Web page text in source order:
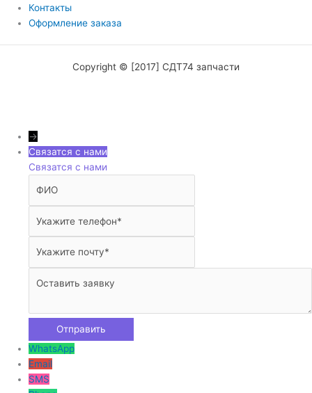
Контакты
Оформление заказа
Copyright © [2017] СДТ74 запчасти
→
Связатся с нами
Связатся с нами
WhatsApp
Email
SMS